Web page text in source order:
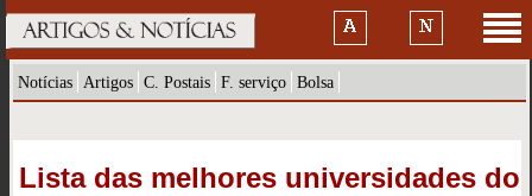
Notícias Artigos C. Postais F. serviço Bolsa
Lista das melhores universidades do